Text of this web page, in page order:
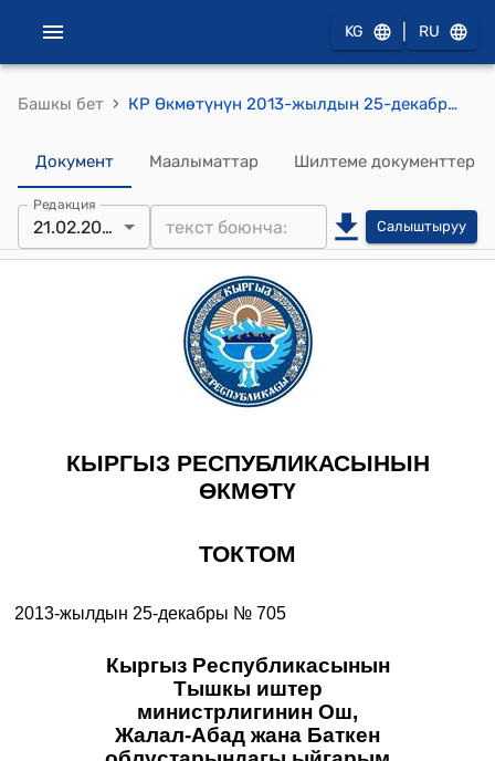
KG RU
Башкы бет › КР Өкмөтүнүн 2013-жылдын 25-декабрындагы № 705 "Кыргыз Республикасынын Тышкы иштер министрлигинин Кыргызстандын түштүгү боюнча ыйгарым укуктуу өкүлчүлүгү жөнүндө жобону бекитүү тууралуу" токтому
Документ Маалыматтар Шилтеме документтер
Редакция
21.02.2019 Салыштыруу